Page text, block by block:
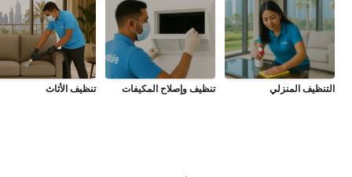
التنظيف المنزلي تنظيف وإصلاح المكيفات تنظيف الأثاث